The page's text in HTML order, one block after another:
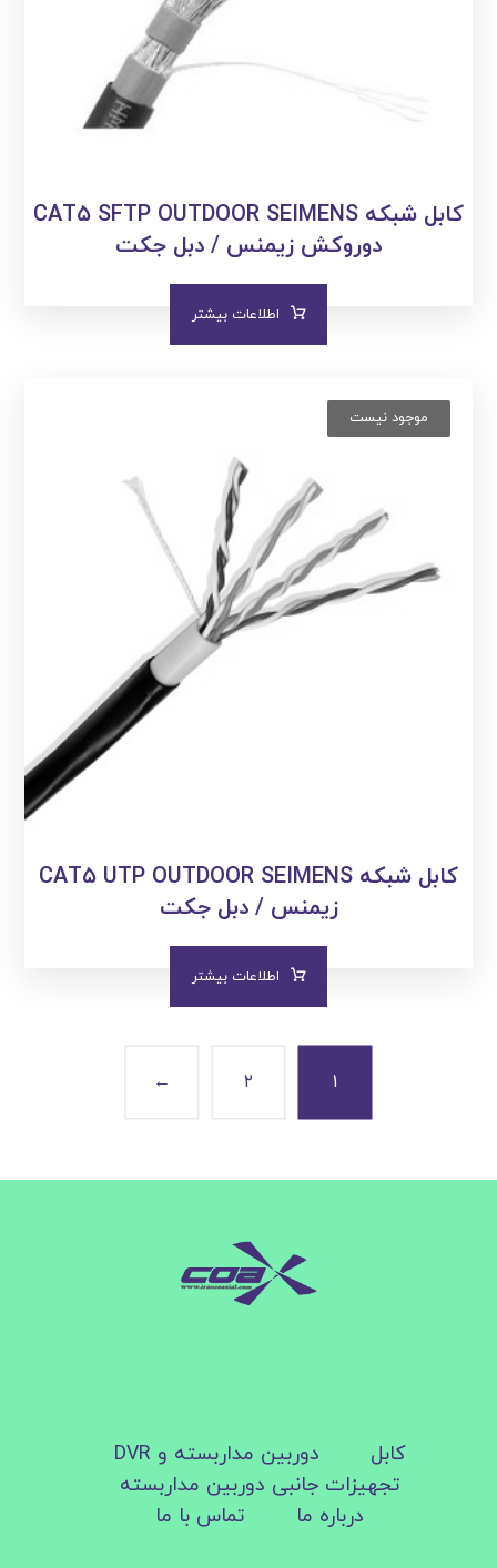
کابل شبکه CAT۵ SFTP OUTDOOR SEIMENS
دوروکش زیمنس / دبل جکت
اطلاعات بیشتر
کابل شبکه CAT۵ UTP OUTDOOR SEIMENS
زیمنس / دبل جکت
موجود نیست
اطلاعات بیشتر
۱ ۲ ←
کابل
دوربین مداربسته و DVR
تجهیزات جانبی دوربین مداربسته
درباره ما
تماس با ما